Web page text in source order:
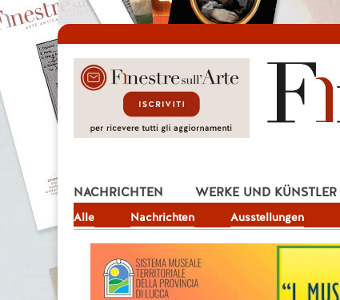
NACHRICHTEN
Alle Nachrichten Ausstellungen
WERKE UND KÜNSTLER
JOB